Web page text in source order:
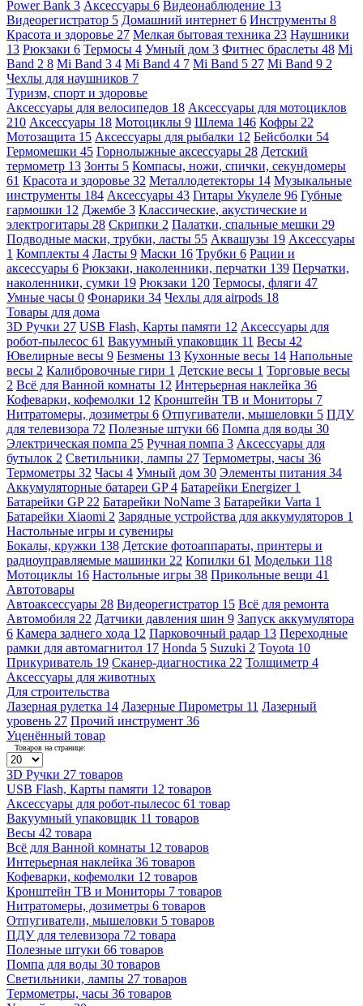
Power Bank 3 Аксессуары 6 Видеонаблюдение 13
Видеорегистратор 5 Домашний интернет 6 Инструменты 8
Красота и здоровье 27 Мелкая бытовая техника 23 Наушники
13 Рюкзаки 6 Термосы 4 Умный дом 3 Фитнес браслеты 48 Mi
Band 2 8 Mi Band 3 4 Mi Band 4 7 Mi Band 5 27 Mi Band 9 2
Чехлы для наушников 7
Туризм, спорт и здоровье
Аксессуары для велосипедов 18 Аксессуары для мотоциклов
210 Аксессуары 18 Мотоциклы 9 Шлема 146 Кофры 22
Мотозащита 15 Аксессуары для рыбалки 12 Бейсболки 54
Гермомешки 45 Горнолыжные аксессуары 28 Детский
термометр 13 Зонты 5 Компасы, ножи, спички, секундомеры
61 Красота и здоровье 32 Металлодетекторы 14 Музыкальные
инструменты 184 Аксессуары 43 Гитары Укулеле 96 Губные
гармошки 12 Джембе 3 Классические, акустические и
электрогитары 28 Скрипки 2 Палатки, спальные мешки 29
Подводные маски, трубки, ласты 55 Аквашузы 19 Аксессуары
1 Комплекты 4 Ласты 9 Маски 16 Трубки 6 Рации и
аксессуары 6 Рюкзаки, наколенники, перчатки 139 Перчатки,
наколенники, сумки 19 Рюкзаки 120 Термосы, фляги 47
Умные часы 0 Фонарики 34 Чехлы для airpods 18
Товары для дома
3D Ручки 27 USB Flash, Карты памяти 12 Аксессуары для
робот-пылесос 61 Вакуумный упаковщик 11 Весы 42
Ювелирные весы 9 Безмены 13 Кухонные весы 14 Напольные
весы 2 Калибровочные гири 1 Детские весы 1 Торговые весы
2 Всё для Ванной комнаты 12 Интерьерная наклейка 36
Кофеварки, кофемолки 12 Кронштейн ТВ и Мониторы 7
Нитратомеры, дозиметры 6 Отпугиватели, мышеловки 5 ПДУ
для телевизора 72 Полезные штуки 66 Помпа для воды 30
Электрическая помпа 25 Ручная помпа 3 Аксессуары для
бутылок 2 Светильники, лампы 27 Термометры, часы 36
Термометры 32 Часы 4 Умный дом 30 Элементы питания 34
Аккумуляторные батареи GP4 Батарейки Energizer 1
Батарейки GP 22 Батарейки NoName 3 Батарейки Varta 1
Батарейки Xiaomi 2 Зарядные устройства для аккумуляторов 1
Настольные игры и сувениры
Бокалы, кружки 138 Детские фотоаппараты, принтеры и
радиоуправляемые машинки 22 Копилки 61 Модельки 118
Мотоциклы 16 Настольные игры 38 Прикольные вещи 41
Автотовары
Автоаксессуары 28 Видеорегистратор 15 Всё для ремонта
Автомобиля 22 Датчики давления шин 9 Запуск аккумулятора
6 Камера заднего хода 12 Парковочный радар 13 Переходные
рамки для автомагнитол 17 Honda 5 Suzuki 2 Toyota 10
Прикуриватель 19 Сканер-диагностика 22 Толщиметр 4
Аксессуары для животных
Для строительства
Лазерная рулетка 14 Лазерные Пирометры 11 Лазерный
уровень 27 Прочий инструмент 36
Уценённый товар
Товаров на странице:
3D Ручки 27 товаров
USB Flash, Карты памяти 12 товаров
Аксессуары для робот-пылесос 61 товар
Вакуумный упаковщик 11 товаров
Весы 42 товара
Всё для Ванной комнаты 12 товаров
Интерьерная наклейка 36 товаров
Кофеварки, кофемолки 12 товаров
Кронштейн ТВ и Мониторы 7 товаров
Нитратомеры, дозиметры 6 товаров
Отпугиватели, мышеловки 5 товаров
ПДУ для телевизора 72 товара
Полезные штуки 66 товаров
Помпа для воды 30 товаров
Светильники, лампы 27 товаров
Термометры, часы 36 товаров